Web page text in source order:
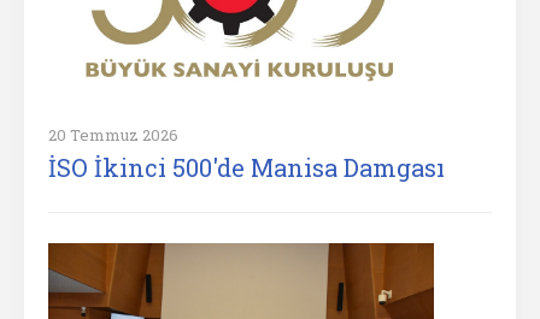
20 Temmuz 2026
İSO İkinci 500'de Manisa Damgası